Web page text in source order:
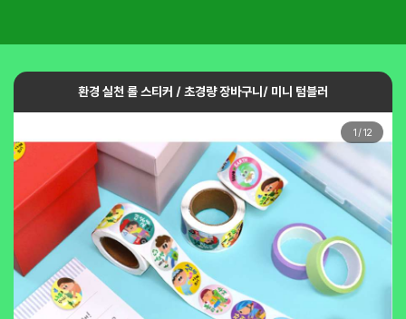
환경 실천 롤 스티커 / 초경량 장바구니/ 미니 텀블러
1 /12